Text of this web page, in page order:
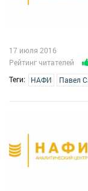
Рейтинг читателей
17 июля 2016
Теги: НАФИ Павел